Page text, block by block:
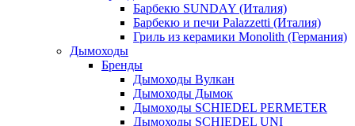
Барбекю SUNDAY (Италия)
Барбекю и печи Palazzetti (Италия)
Гриль из керамики Monolith (Германия)
Дымоходы
Бренды
Дымоходы Вулкан
Дымоходы Дымок
Дымоходы SCHIEDEL PERMETER
Дымоходы SCHIEDEL UNI